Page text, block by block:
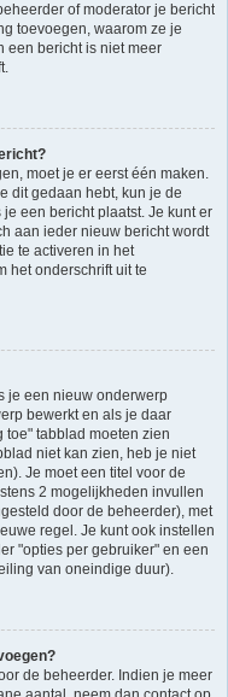
of moderator je bericht
toevoegen, waarom ze je
een bericht is niet meer
moet je er eerst één maken.
dit gedaan hebt, kun je de
een bericht plaatst. Je kunt er
aan ieder nieuw bericht wordt
te activeren in het
het onderschrift uit te
je een nieuw onderwerp
bewerkt en als je daar
tabblad moeten zien
niet kan zien, heb je niet
Je moet een titel voor de
2 mogelijkheden invullen
door de beheerder), met
regel. Je kunt ook instellen
"opties per gebruiker" en een
van oneindige duur).
de beheerder. Indien je meer